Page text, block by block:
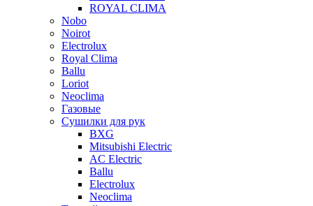
ROYAL CLIMA
Nobo
Noirot
Electrolux
Royal Clima
Ballu
Loriot
Neoclima
Газовые
Сушилки для рук
BXG
Mitsubishi Electric
AC Electric
Ballu
Electrolux
Neoclima